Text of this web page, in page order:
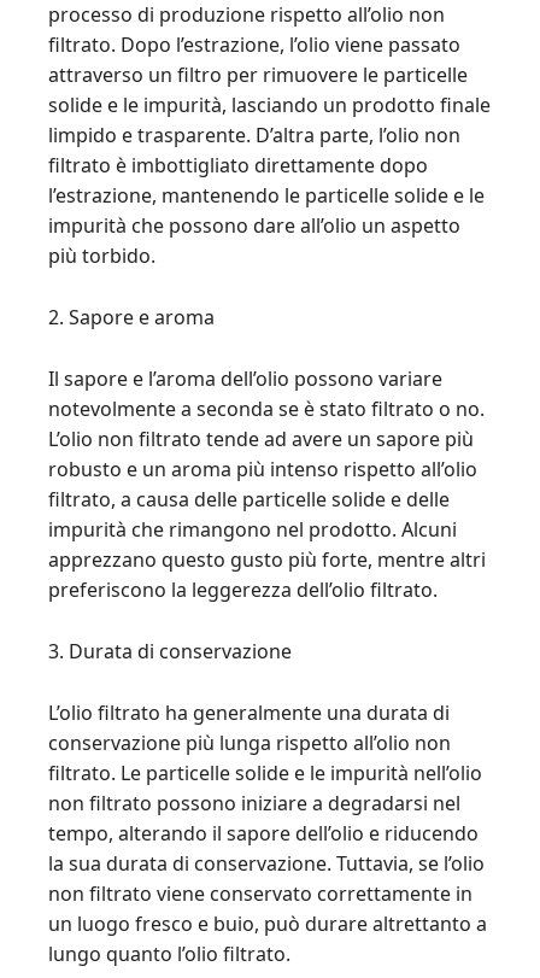
processo di produzione rispetto all’olio non
filtrato. Dopo l’estrazione, l’olio viene passato
attraverso un filtro per rimuovere le particelle
solide e le impurità, lasciando un prodotto finale
limpido e trasparente. D’altra parte, l’olio non
filtrato è imbottigliato direttamente dopo
l’estrazione, mantenendo le particelle solide e le
impurità che possono dare all’olio un aspetto
più torbido.
2. Sapore e aroma
Il sapore e l’aroma dell’olio possono variare
notevolmente a seconda se è stato filtrato o no.
L’olio non filtrato tende ad avere un sapore più
robusto e un aroma più intenso rispetto all’olio
filtrato, a causa delle particelle solide e delle
impurità che rimangono nel prodotto. Alcuni
apprezzano questo gusto più forte, mentre altri
preferiscono la leggerezza dell’olio filtrato.
3. Durata di conservazione
L’olio filtrato ha generalmente una durata di
conservazione più lunga rispetto all’olio non
filtrato. Le particelle solide e le impurità nell’olio
non filtrato possono iniziare a degradarsi nel
tempo, alterando il sapore dell’olio e riducendo
la sua durata di conservazione. Tuttavia, se l’olio
non filtrato viene conservato correttamente in
un luogo fresco e buio, può durare altrettanto a
lungo quanto l’olio filtrato.